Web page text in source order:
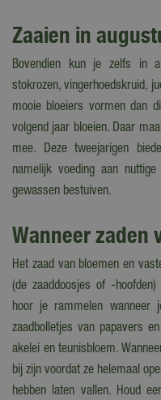
Zaaien in
Bovendien kun je zelfs in
stokrozen, vingerhoedskruid,
mooie bloeiers vormen dan
volgend jaar bloeien. Daar
mee. Deze tweejarigen
namelijk voeding aan
gewassen bestuiven.
Wanneer zaden
Het zaad van bloemen en
(de zaaddoosjes of -
hoor je rammelen wanneer
zaadbolletjes van papavers
akelei en teunisbloem.
bij zijn voordat ze helemaal
hebben laten vallen. Houd